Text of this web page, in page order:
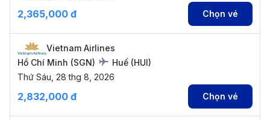
2,365,000 đ Chọn vé
Vietnam Airlines
Hồ Chí Minh (SGN) Huế (HUI)
Thứ Sáu, 28 thg 8, 2026
2,832,000 đ Chọn vé